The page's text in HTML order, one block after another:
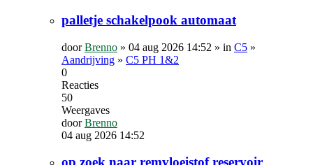
palletje schakelpook automaat
doorBrenno » 04 aug 2026 14:52 » in C5 »
Aandrijving » C5 PH 1&2
0
Reacties
50
Weergaves
doorBrenno
04 aug 2026 14:52